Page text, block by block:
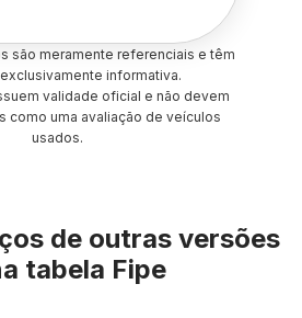
são meramente referenciais e têm
informativa.
validade oficial e não devem
como uma avaliação de veículos
usados.
de outras versões
tabela Fipe